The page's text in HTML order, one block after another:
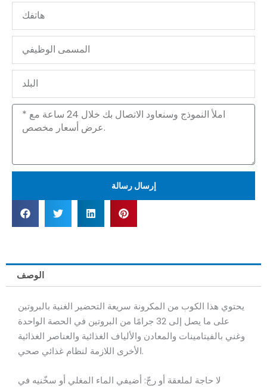
هاتفك
المسمى
الوظيفي
الرسالة
إرسال رسالة
الوصف
يحتوي هذا الكوب من المكرونة سريعة التحضير الغنية بالبروتين
على ما يصل إلى 32 جرامًا من البروتين في الحصة الواحدة
وغني بالفيتامينات والمعادن والألياف الغذائية والعناصر الغذائية
الأخرى اللازمة لنظام غذائي صحي.
لا حاجة لملعقة أو رجّ: أضيفي الماء المغلي أو سخّنيه في